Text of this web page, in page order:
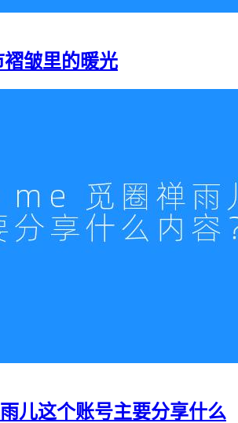
皱里的暖光
儿这个账号主要分享什么